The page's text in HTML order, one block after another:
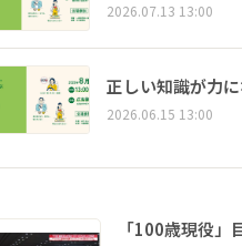
2026.07.13 13:00
正しい知識が力
2026.06.15 13:00
「100歳現役